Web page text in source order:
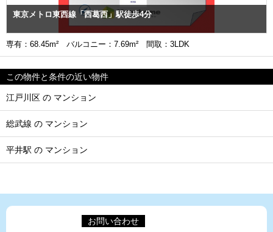
東京メトロ東西線「西葛西」駅徒歩4分
専有：68.45m² バルコニー：7.69m² 間取：3LDK
この物件と条件の近い物件
江戸川区 の マンション
総武線 の マンション
平井駅 の マンション
お問い合わせ